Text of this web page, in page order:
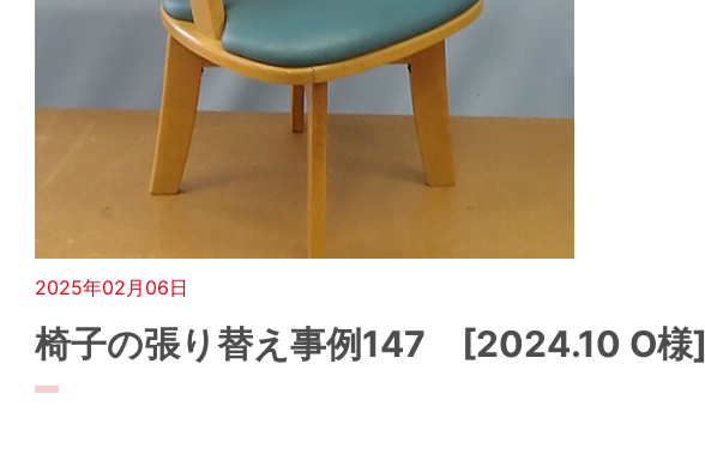
2025年02月06日
椅子の張り替え事例147 [2024.10 O様]